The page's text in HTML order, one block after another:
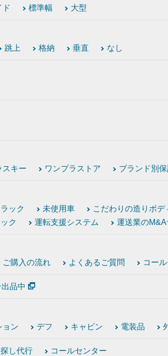
ド 標準幅 大型
跳上 格納 垂直 なし
スキー ワンプラストア ブランド別
ック
未使用車 こだわりの造りボデ
ク
運転支援システム 運送業のM&A
ご購入の流れ よくあるご質問 コー
品中
ョン デフ キャビン 電装品
し代行 コールセンター